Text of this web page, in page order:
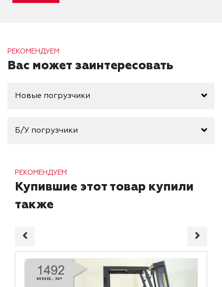
РЕКОМЕНДУЕМ
Вас может заинтересовать
Новые погрузчики
Б/У погрузчики
РЕКОМЕНДУЕМ
Купившие этот товар купили
также